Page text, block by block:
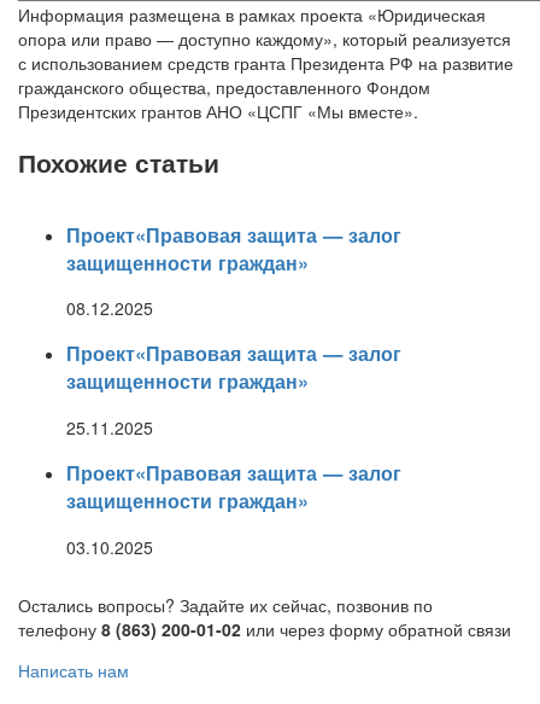
Информация размещена в рамках проекта «Юридическая
опора или право — доступно каждому», который реализуется
с использованием средств гранта Президента РФ на развитие
гражданского общества, предоставленного Фондом
Президентских грантов АНО «ЦСПГ «Мы вместе».
Похожие статьи
Проект«Правовая защита — залог
защищенности граждан»
08.12.2025
Проект«Правовая защита — залог
защищенности граждан»
25.11.2025
Проект«Правовая защита — залог
защищенности граждан»
03.10.2025
Остались вопросы? Задайте их сейчас, позвонив по
телефону 8 (863) 200-01-02 или через форму обратной связи
Написать нам